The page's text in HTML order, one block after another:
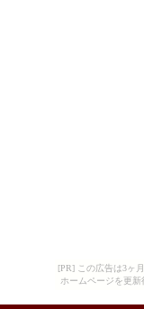
[PR] この広告は3ヶ
ホームページを更